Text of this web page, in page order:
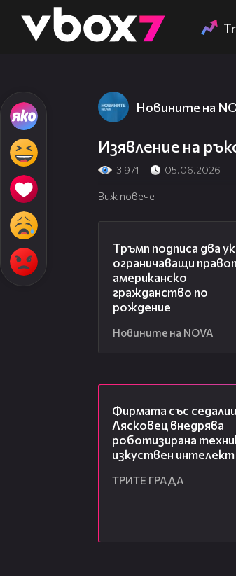
👾
Новините на
Изявление на
3 971 05.06.2026
Виж повече
Тръмп подписа два
ограничаващи
американско
гражданство по
рождение
Новините на NOVA
Фирмата със
Лясковец внедрява
роботизирана
изкуствен интелект
ТРИТЕ ГРАДА